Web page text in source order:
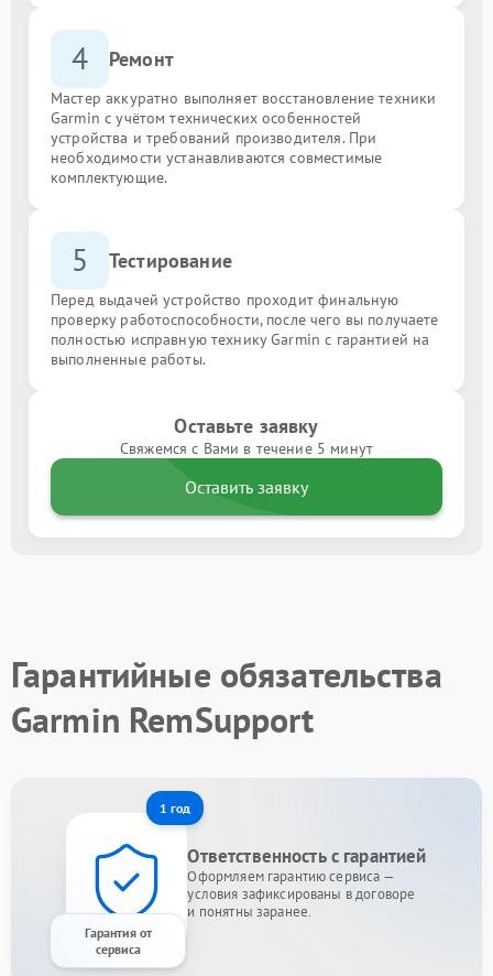
4 Ремонт
Мастер аккуратно выполняет восстановление техники
Garmin с учётом технических особенностей
устройства и требований производителя. При
необходимости устанавливаются совместимые
комплектующие.
5 Тестирование
Перед выдачей устройство проходит финальную
проверку работоспособности, после чего вы получаете
полностью исправную технику Garmin с гарантией на
выполненные работы.
Оставьте заявку
Свяжемся с Вами в течение 5 минут
Оставить заявку
Гарантийные обязательства
Garmin RemSupport
1 год
Гарантия от
сервиса
Ответственность с гарантией
Оформляем гарантию сервиса —
условия зафиксированы в договоре
и понятны заранее.